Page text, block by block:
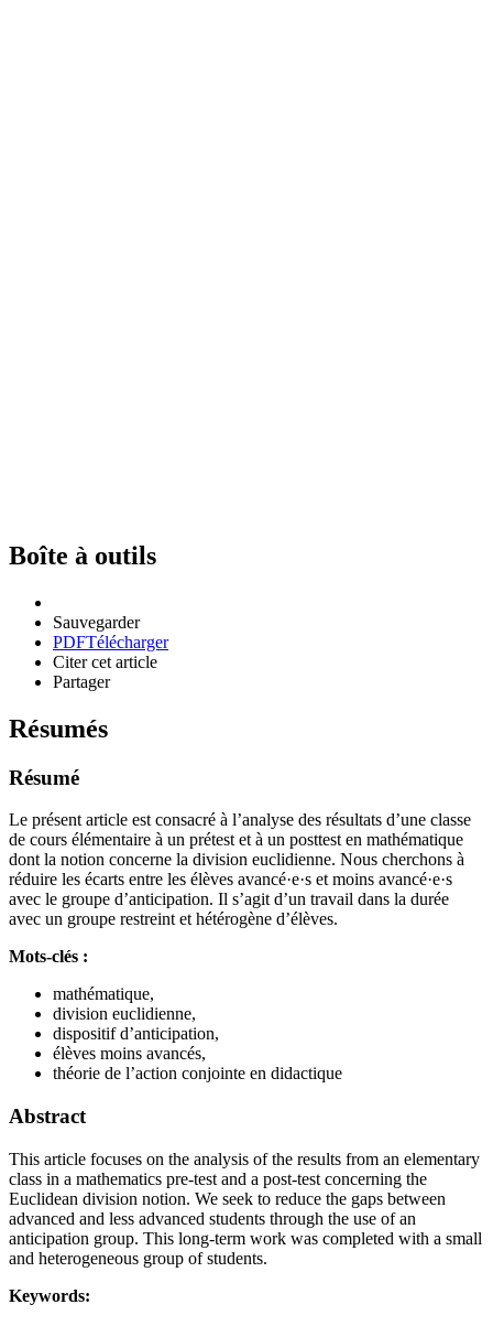
Boîte à outils
Sauvegarder
PDFTélécharger
Citer cet article
Partager
Résumés
Résumé
Le présent article est consacré à l’analyse des résultats d’une classe
de cours élémentaire à un prétest et à un posttest en mathématique
dont la notion concerne la division euclidienne. Nous cherchons à
réduire les écarts entre les élèves avancé·e·s et moins avancé·e·s
avec le groupe d’anticipation. Il s’agit d’un travail dans la durée
avec un groupe restreint et hétérogène d’élèves.
Mots-clés :
mathématique,
division euclidienne,
dispositif d’anticipation,
élèves moins avancés,
théorie de l’action conjointe en didactique
Abstract
This article focuses on the analysis of the results from an elementary
class in a mathematics pre-test and a post-test concerning the
Euclidean division notion. We seek to reduce the gaps between
advanced and less advanced students through the use of an
anticipation group. This long-term work was completed with a small
and heterogeneous group of students.
Keywords: